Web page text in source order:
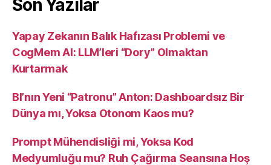
Son Yazılar
Yapay Zekanın Balık Hafızası Problemi ve
CogMem AI: LLM’leri “Dory” Olmaktan
Kurtarmak
BI’nın Yeni “Patronu” Anton: Dashboardsız Bir
Dünya mı, Yoksa Otonom Kaos mu?
Prompt Mühendisliği mi, Yoksa Kod
Medyumluğu mu? Ruh Çağırma Seansına Hoş